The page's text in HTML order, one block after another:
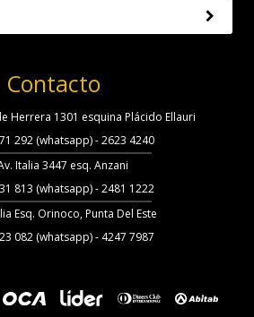
Contacto
Herrera 1301 esquina Plácido Ellauri
292 (whatsapp) - 2623 4240
Italia 3447 esq. Anzani
813 (whatsapp) - 2481 1222
Esq. Orinoco, Punta Del Este
082 (whatsapp) - 4247 7987